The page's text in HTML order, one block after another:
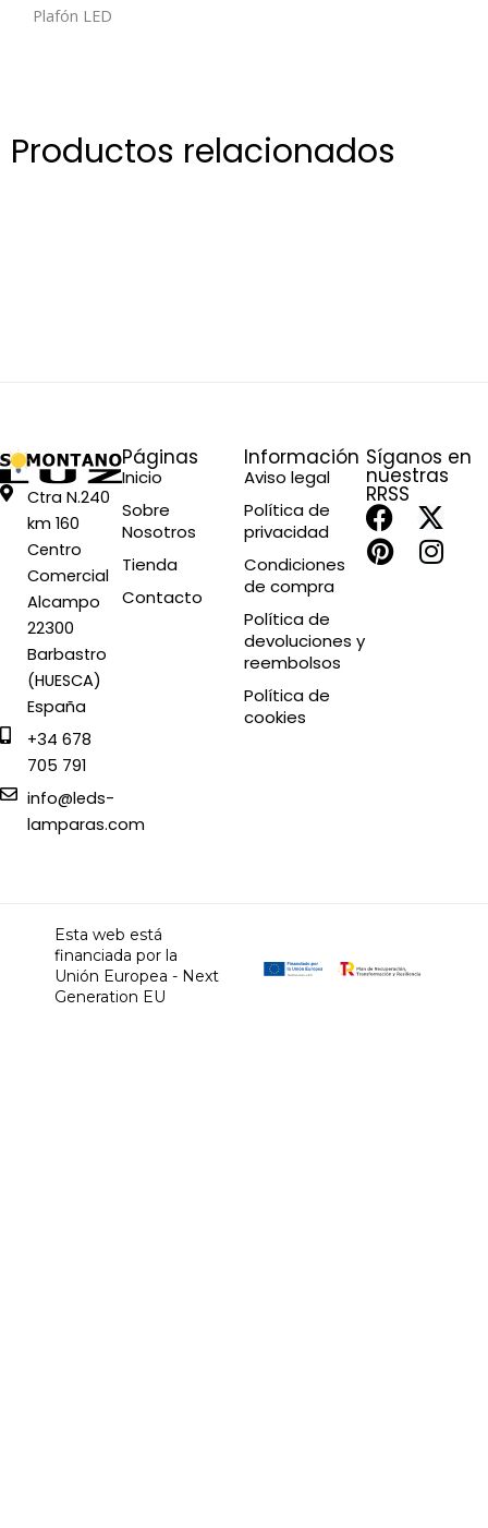
Plafón LED
Productos relacionados
Ctra N.240
km 160
Centro
Comercial
Alcampo
22300
Barbastro
(HUESCA)
España
+34 678
705 791
info@leds-
lamparas.com
Páginas
Inicio
Sobre
Nosotros
Tienda
Contacto
Información
Aviso legal
Política de
privacidad
Condiciones
de compra
Política de
devoluciones y
reembolsos
Política de
cookies
Síganos en
nuestras
RRSS
F
a
c
X
-
t
P
i
n
I
n
s
Esta web está
financiada por la
Unión Europea - Next
Generation EU